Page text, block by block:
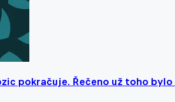
pokračuje. Řečeno už toho